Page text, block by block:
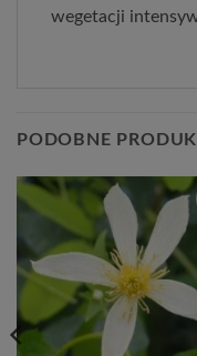
wegetacji
PODOBNE